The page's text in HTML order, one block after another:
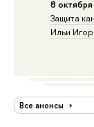
8
Защита
Ильи
Все анонсы